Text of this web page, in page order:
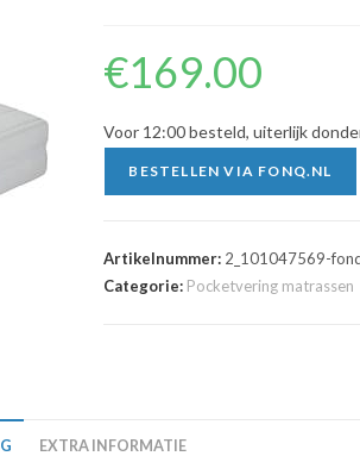
€169.00
Voor 12:00 besteld, uiterlijk
BESTELLEN VIA FONQ.NL
Artikelnummer: 2_101047569-
Categorie: Pocketvering matrassen
EXTRA INFORMATIE